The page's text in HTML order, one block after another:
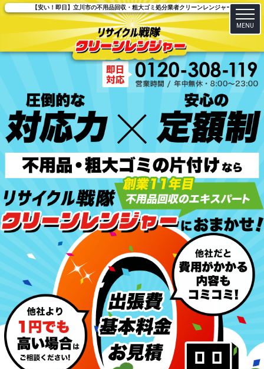
【安い！即日】立川市の不用品回収・粗大ゴミ処分業者クリーンレンジャー